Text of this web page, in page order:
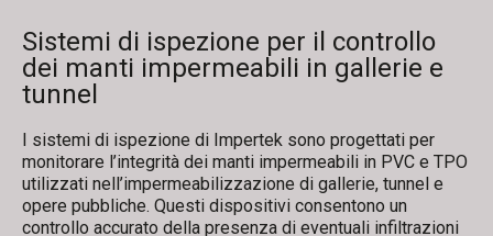
Sistemi di ispezione per il controllo
dei manti impermeabili in gallerie e
tunnel
I sistemi di ispezione di Impertek sono progettati per
monitorare l’integrità dei manti impermeabili in PVC e TPO
utilizzati nell’impermeabilizzazione di gallerie, tunnel e
opere pubbliche. Questi dispositivi consentono un
controllo accurato della presenza di eventuali infiltrazioni